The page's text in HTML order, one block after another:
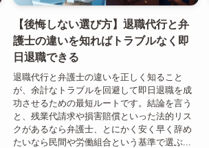
【後悔しない選び方】退職代行と弁
護士の違いを知ればトラブルなく即
日退職できる
退職代行と弁護士の違いを正しく知ること
が、余計なトラブルを回避して即日退職を成
功させるための最短ルートです。結論を言う
と、残業代請求や損害賠償といった法的リス
クがあるなら弁護士、とにかく安く早く辞め
たいなら民間や労働組合という基準で選ぶ...